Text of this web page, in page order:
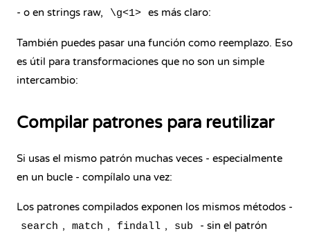
- o en strings raw, \g<1> es más claro:
También puedes pasar una función como reemplazo. Eso
es útil para transformaciones que no son un simple
intercambio:
Compilar patrones para reutilizar
Si usas el mismo patrón muchas veces - especialmente
en un bucle - compílalo una vez:
Los patrones compilados exponen los mismos métodos -
search , match , findall , sub
- sin el patrón